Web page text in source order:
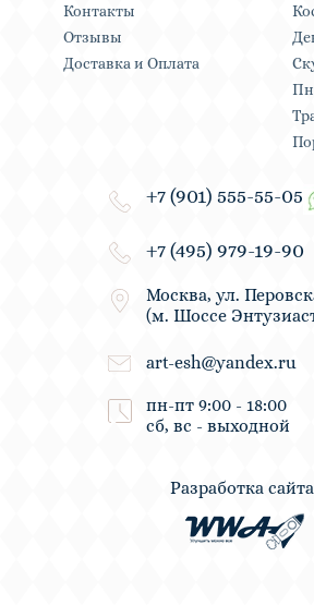
Контакты
Отзывы
Доставка и Оплата
+7 (901) 555-55-05
+7 (495) 979-19-90
Москва, ул.
(м. Шоссе
art-esh@yandex.ru
пн-пт 9:00 - 18:00
сб, вс - выходной
Разработка